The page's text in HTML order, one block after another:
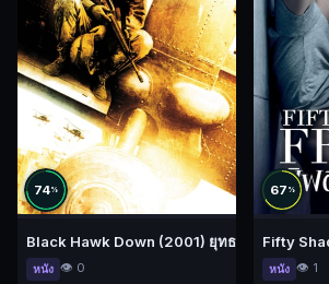
74%
Black Hawk Down (2001) ยุทธการฝ่ารหัสทมิ
หนัง 👁️ 0
67 %
Fifty
หนัง 👁️ 1